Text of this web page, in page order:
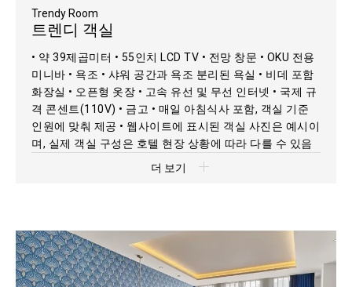
Trendy Room
트렌디 객실
• 약 39제곱미터 • 55인치 LCD TV • 전망 창문 • OKU 전용
미니바 • 욕조 • 샤워 공간과 욕조 분리된 욕실 • 비데 포함
화장실 • 오픈형 옷장 • 고속 유선 및 무선 인터넷 • 국제 규
격 콘센트(110V) • 금고 • 매일 아침식사 포함, 객실 기준
인원에 맞춰 제공 • 웹사이트에 표시된 객실 사진은 예시이
며, 실제 객실 구성은 호텔 현장 상황에 따라 다를 수 있음
더 보기